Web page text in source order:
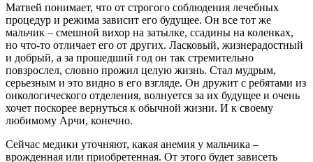
Матвей понимает, что от строгого соблюдения лечебных
процедур и режима зависит его будущее. Он все тот же
мальчик – смешной вихор на затылке, ссадины на коленках,
но что-то отличает его от других. Ласковый, жизнерадостный
и добрый, а за прошедший год он так стремительно
повзрослел, словно прожил целую жизнь. Стал мудрым,
серьезным и это видно в его взгляде. Он дружит с ребятами из
онкологического отделения, волнуется за их будущее и очень
хочет поскорее вернуться к обычной жизни. И к своему
любимому Арчи, конечно.
Сейчас медики уточняют, какая анемия у мальчика –
врожденная или приобретенная. От этого будет зависеть